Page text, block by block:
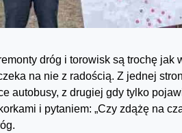
dróg i torowisk są trochę jak
na nie z radością. Z jednej
autobusy, z drugiej gdy tylko
i pytaniem: „Czy zdążę na